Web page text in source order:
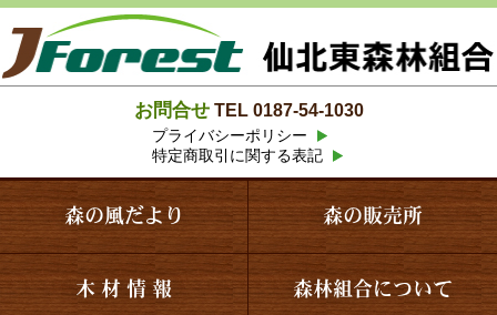
お問合せ TEL 0187-54-1030
プライバシーポリシー
特定商取引に関する表記
森の風だより 森の販売所
木 材 情 報 森林組合について